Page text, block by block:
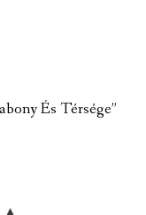
És Térsége”